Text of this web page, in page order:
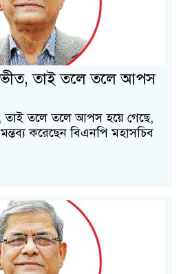
ভীত, তাই তলে তলে আপস
তাই তলে তলে আপস হয়ে গেছে,
করেছেন বিএনপি মহাসচিব